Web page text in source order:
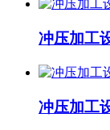
冲压加工
冲压加工